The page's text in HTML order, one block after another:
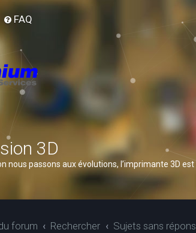
FAQ
3D
nous passons aux évolutions, l’imprimante 3D
forum Rechercher Sujets sans